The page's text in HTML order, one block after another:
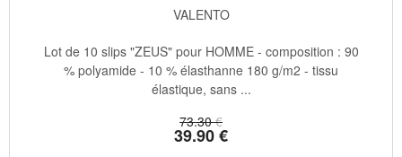
VALENTO
73.30 €
39.90€
Lot de 10 slips "ZEUS" pour HOMME - composition : 90
% polyamide - 10 % élasthanne 180 g/m2 - tissu
élastique, sans ...